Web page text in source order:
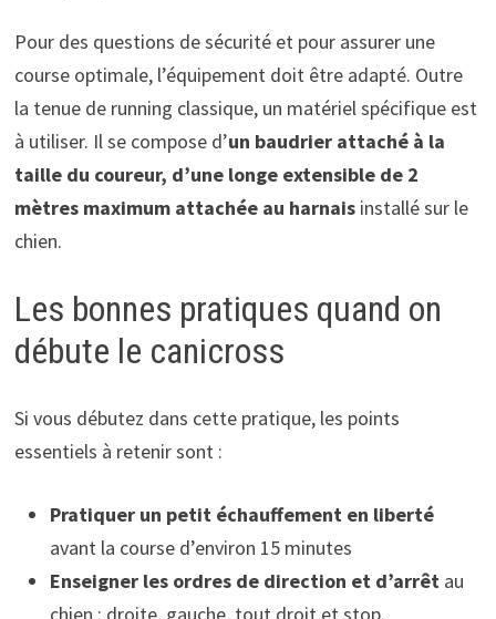
Pour des questions de sécurité et pour assurer une
course optimale, l’équipement doit être adapté. Outre
la tenue de running classique, un matériel spécifique est
à utiliser. Il se compose d’un baudrier attaché à la
taille du coureur, d’une longe extensible de 2
mètres maximum attachée au harnais installé sur le
chien.
Les bonnes pratiques quand on
débute le canicross
Si vous débutez dans cette pratique, les points
essentiels à retenir sont :
Pratiquer un petit échauffement en liberté
avant la course d’environ 15 minutes
Enseigner les ordres de direction et d’arrêt au
chien : droite, gauche, tout droit et stop.